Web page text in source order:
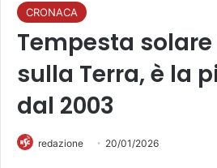
CRONACA
Tempesta
sulla Terra, è la
dal 2003
redazione 20/01/2026